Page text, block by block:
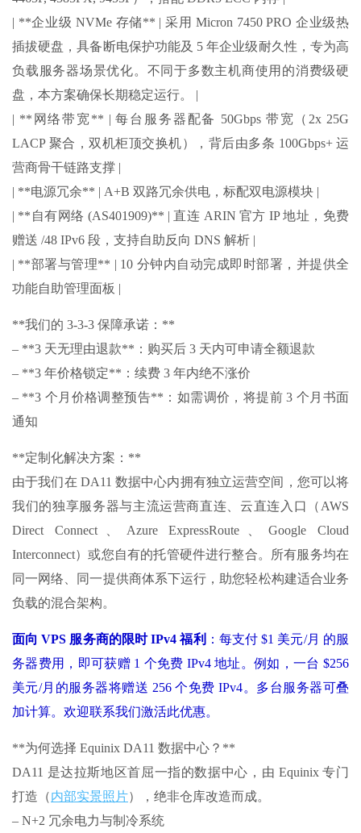
| **企业级 NVMe 存储** | 采用 Micron 7450 PRO 企业级热
插拔硬盘，具备断电保护功能及 5 年企业级耐久性，专为高
负载服务器场景优化。不同于多数主机商使用的消费级硬
盘，本方案确保长期稳定运行。 |
| **网络带宽** | 每台服务器配备 50Gbps 带宽（2x 25G
LACP 聚合，双机柜顶交换机），背后由多条 100Gbps+ 运
营商骨干链路支撑 |
| **电源冗余** | A+B 双路冗余供电，标配双电源模块 |
| **自有网络 (AS401909)** | 直连 ARIN 官方 IP 地址，免费
赠送 /48 IPv6 段，支持自助反向 DNS 解析 |
| **部署与管理** | 10 分钟内自动完成即时部署，并提供全
功能自助管理面板 |
**我们的 3-3-3 保障承诺：**
– **3 天无理由退款**：购买后 3 天内可申请全额退款
– **3 年价格锁定**：续费 3 年内绝不涨价
– **3 个月价格调整预告**：如需调价，将提前 3 个月书面
通知
**定制化解决方案：**
由于我们在 DA11 数据中心内拥有独立运营空间，您可以将
我们的独享服务器与主流运营商直连、云直连入口（AWS
Direct Connect、Azure ExpressRoute、Google Cloud
Interconnect）或您自有的托管硬件进行整合。所有服务均在
同一网络、同一提供商体系下运行，助您轻松构建适合业务
负载的混合架构。
面向 VPS 服务商的限时 IPv4 福利 ：每支付 $1 美元/月 的服
务器费用，即可获赠 1 个免费 IPv4 地址。例如，一台 $256
美元/月的服务器将赠送 256 个免费 IPv4。多台服务器可叠
加计算。欢迎联系我们激活此优惠。
**为何选择 Equinix DA11 数据中心？**
DA11 是达拉斯地区首屈一指的数据中心，由 Equinix 专门
打造（内部实景照片），绝非仓库改造而成。
– N+2 冗余电力与制冷系统